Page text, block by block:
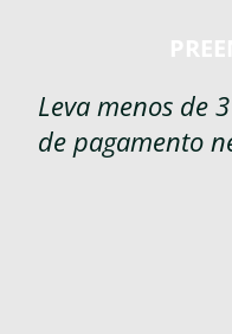
Leva menos de
de pagamento